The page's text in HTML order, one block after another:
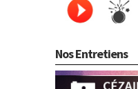
Nos Entretiens